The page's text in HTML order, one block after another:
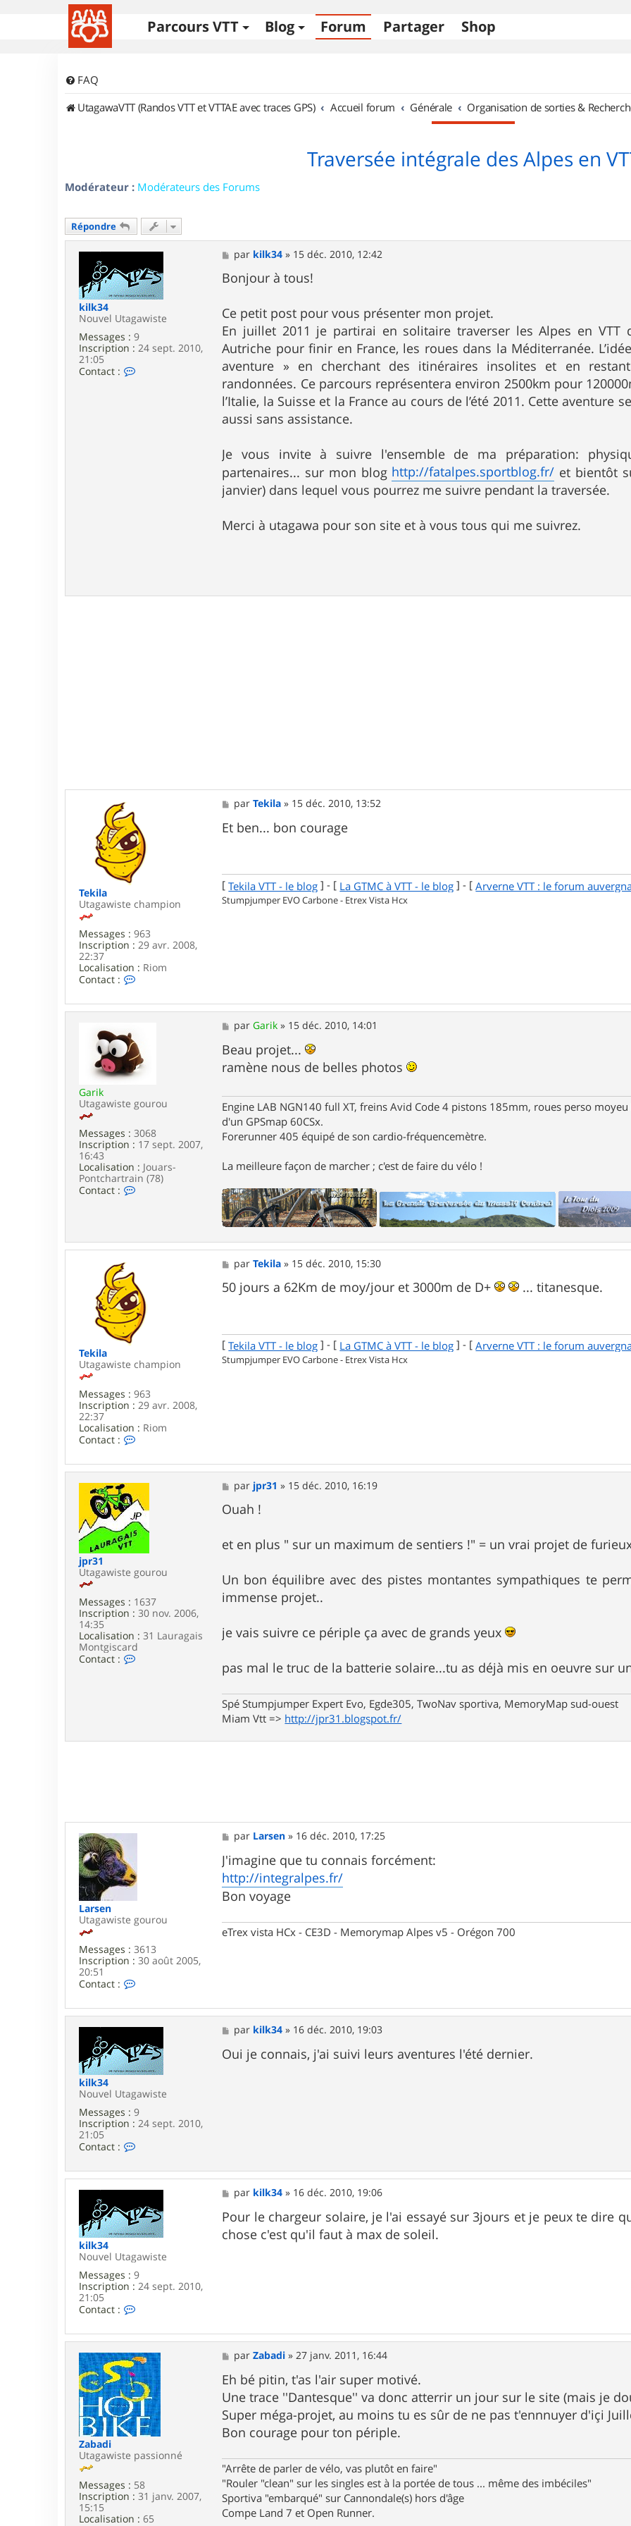
Parcours VTT Blog Forum Partager Shop
FAQ
UtagawaVTT (Randos VTT et VTTAE avec traces GPS)
Accueil forum Générale Organisation de sorties &
Traversée intégrale des Alpes en
Modérateur : Modérateurs des Forums
Répondre
kilk34
Nouvel Utagawiste
Messages : 9
Inscription : 24 sept. 2010,
21:05
Contact :
M
e
s
s
g
e
par kilk34 » 15 déc. 2010, 12:42
Bonjour à tous!
Ce petit post pour vous présenter mon projet.
En juillet 2011 je partirai en solitaire traverser les Alpes en VTT
Autriche pour finir en France, les roues dans la Méditerranée.
aventure » en cherchant des itinéraires insolites et en
randonnées. Ce parcours représentera environ 2500km pour
l’Italie, la Suisse et la France au cours de l’été 2011. Cette
aussi sans assistance.
Je vous invite à suivre l'ensemble de ma préparation:
partenaires... sur mon blog http://fatalpes.sportblog.fr/ et bientôt
janvier) dans lequel vous pourrez me suivre pendant la traversée.
Merci à utagawa pour son site et à vous tous qui me suivrez.
Tekila
Utagawiste champion
Messages : 963
Inscription : 29 avr. 2008,
22:37
Localisation : Riom
Contact :
n
t
t
e
r
T
k
i
a
M
e
s
s
parTekila » 15 déc. 2010, 13:52
Et ben... bon courage
[Tekila VTT - le blog ] - [ La GTMC à VTT - le blog ] - [ Arverne VTT : le forum
Stumpjumper EVO Carbone - Etrex Vista Hcx
Garik
Utagawiste gourou
Messages : 3068
Inscription : 17 sept. 2007,
16:43
Localisation : Jouars-
Pontchartrain (78)
Contact :
c
G
a
r
i
k
M
e
s
s
a
parGarik » 15 déc. 2010, 14:01
Beau projet...
ramène nous de belles photos
Engine LAB NGN140 full XT, freins Avid Code 4 pistons 185mm, roues perso
d'un GPSmap 60CSx.
Forerunner 405 équipé de son cardio-fréquencemètre.
La meilleure façon de marcher ; c'est de faire du vélo !
Tekila
Utagawiste champion
Messages : 963
Inscription : 29 avr. 2008,
22:37
Localisation : Riom
Contact :
t
a
c
t
e
r
T
e
i
a
M
e
s
s
parTekila » 15 déc. 2010, 15:30
50 jours a 62Km de moy/jour et 3000m de D+ ... titanesque.
[Tekila VTT - le blog ] - [ La GTMC à VTT - le blog ] - [ Arverne VTT : le forum
Stumpjumper EVO Carbone - Etrex Vista Hcx
jpr31
Utagawiste gourou
Messages : 1637
Inscription : 30 nov. 2006,
14:35
Localisation : 31 Lauragais
Montgiscard
Contact :
M
e
s
s
g
e
par jpr31 » 15 déc. 2010, 16:19
Ouah !
et en plus " sur un maximum de sentiers !" = un vrai projet de
Un bon équilibre avec des pistes montantes sympathiques te
immense projet..
je vais suivre ce périple ça avec de grands yeux
pas mal le truc de la batterie solaire...tu as déjà mis en oeuvre sur
Spé Stumpjumper Expert Evo, Egde305, TwoNav sportiva, MemoryMap sud-ouest
Miam Vtt => http://jpr31.blogspot.fr/
Larsen
Utagawiste gourou
Messages : 3613
Inscription : 30 août 2005,
20:51
Contact :
n
t
a
t
e
r
a
r
s
e
M
e
s
s
a
g
e
par Larsen » 16 déc. 2010, 17:25
J'imagine que tu connais forcément:
http://integralpes.fr/
Bon voyage
eTrex vista HCx - CE3D - Memorymap Alpes v5 - Orégon 700
kilk34
Nouvel Utagawiste
Messages : 9
Inscription : 24 sept. 2010,
21:05
Contact :
t
a
t
e
r
i
l
k
3
M
e
s
s
par kilk34 » 16 déc. 2010, 19:03
Oui je connais, j'ai suivi leurs aventures l'été dernier.
kilk34
Nouvel Utagawiste
Messages : 9
Inscription : 24 sept. 2010,
21:05
Contact :
n
t
a
c
t
e
r
k
i
l
3
M
e
s
s
a
par kilk34 » 16 déc. 2010, 19:06
Pour le chargeur solaire, je l'ai essayé sur 3jours et je peux te dire
chose c'est qu'il faut à max de soleil.
Zabadi
Utagawiste passionné
Messages : 58
Inscription : 31 janv. 2007,
15:15
Localisation : 65
M
e
s
s
a
g
e
parZabadi »27 janv. 2011, 16:44
Eh bé pitin, t'as l'air super motivé.
Une trace ''Dantesque'' va donc atterrir un jour sur le site (mais je
Super méga-projet, au moins tu es sûr de ne pas t'ennnuyer d'içi
Bon courage pour ton périple.
"Arrête de parler de vélo, vas plutôt en faire"
"Rouler "clean" sur les singles est à la portée de tous ... même des imbéciles"
Sportiva "embarqué" sur Cannondale(s) hors d'âge
Compe Land 7 et Open Runner.